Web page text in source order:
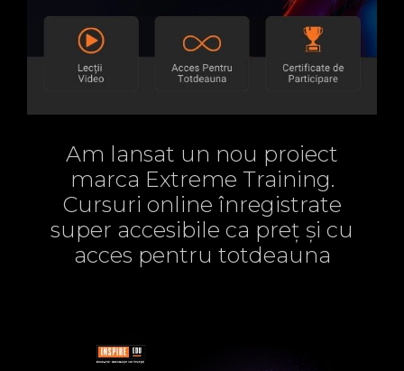
Am lansat un nou proiect
marca Extreme Training.
Cursuri online înregistrate
super accesibile ca preț și cu
acces pentru totdeauna